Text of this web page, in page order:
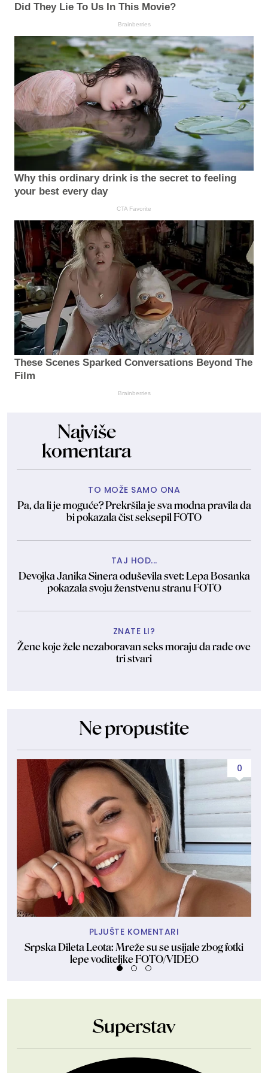
Did They Lie To Us In This Movie?
Brainberries
Why this ordinary drink is the secret to feeling
your best every day
CTA Favorite
These Scenes Sparked Conversations Beyond The
Film
Brainberries
Najviše
komentara
TO MOŽE SAMO ONA
Pa, da li je moguće? Prekršila je sva modna pravila da
bi pokazala čist seksepil FOTO
TAJ HOD...
Devojka Janika Sinera oduševila svet: Lepa Bosanka
pokazala svoju ženstvenu stranu FOTO
ZNATE LI?
Žene koje žele nezaboravan seks moraju da rade ove
tri stvari
Ne propustite
0
PLJUŠTE KOMENTARI
Srpska Dileta Leota: Mreže su se usijale zbog fotki
lepe voditeljke FOTO/VIDEO
Superstav